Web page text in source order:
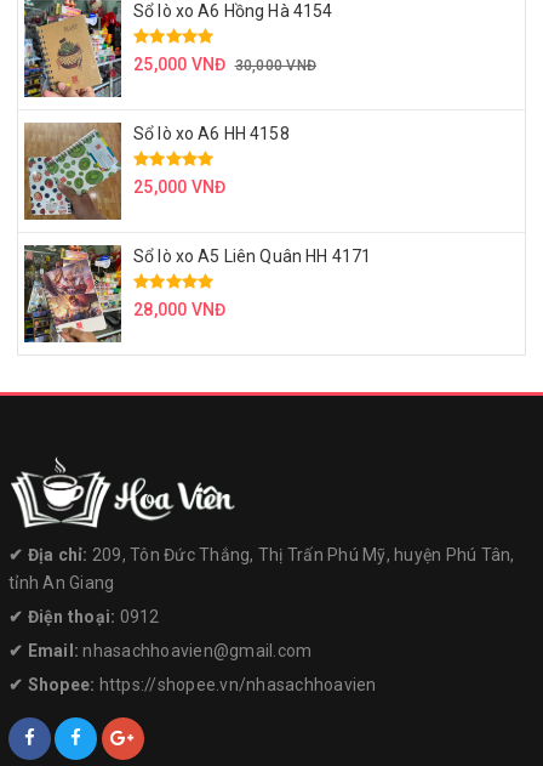
Sổ lò xo A6 Hồng Hà 4154
25,000 VNĐ 30,000 VNĐ
Sổ lò xo A6 HH 4158
25,000 VNĐ
Sổ lò xo A5 Liên Quân HH 4171
28,000 VNĐ
✔︎ Địa chỉ: 209, Tôn Đức Thắng, Thị Trấn Phú Mỹ, huyện Phú Tân,
tỉnh An Giang
✔︎ Điện thoại: 0912
✔︎ Email:nhasachhoavien@gmail.com
✔︎ Shopee: https://shopee.vn/nhasachhoavien